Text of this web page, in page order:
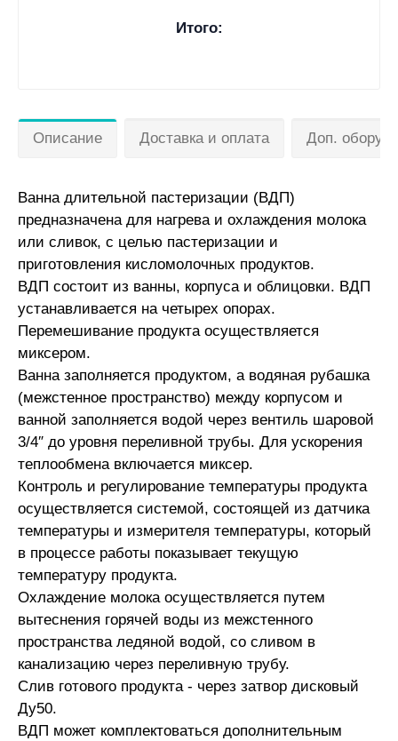
Итого:
Описание Доставка и оплата Доп.
Ванна длительной пастеризации (ВДП)
предназначена для нагрева и охлаждения молока
или сливок, с целью пастеризации и
приготовления кисломолочных продуктов.
ВДП состоит из ванны, корпуса и облицовки. ВДП
устанавливается на четырех опорах.
Перемешивание продукта осуществляется
миксером.
Ванна заполняется продуктом, а водяная рубашка
(межстенное пространство) между корпусом и
ванной заполняется водой через вентиль шаровой
3/4″ до уровня переливной трубы. Для ускорения
теплообмена включается миксер.
Контроль и регулирование температуры продукта
осуществляется системой, состоящей из датчика
температуры и измерителя температуры, который
в процессе работы показывает текущую
температуру продукта.
Охлаждение молока осуществляется путем
вытеснения горячей воды из межстенного
пространства ледяной водой, со сливом в
канализацию через переливную трубу.
Слив готового продукта - через затвор дисковый
Ду50.
ВДП может комплектоваться дополнительным